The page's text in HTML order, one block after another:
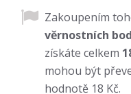
Zakoupením
věrnostních
získáte celkem
mohou být
hodnotě 18 Kč.